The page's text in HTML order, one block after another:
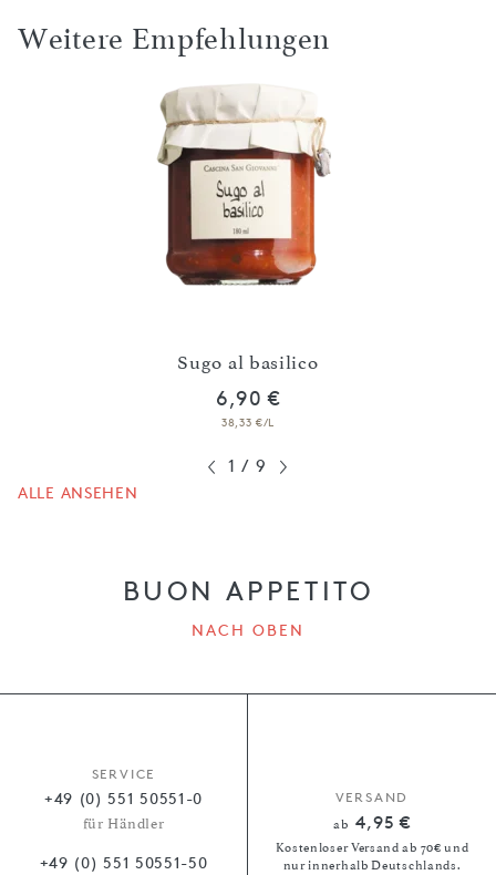
Weitere Empfehlungen
Sugo al basilico
6,90 €
38,33 €/L
1 / 9
ALLE ANSEHEN
BUON APPETITO
NACH OBEN
SERVICE
+49 (0) 551 50551-0
für Händler
+49 (0) 551 50551-50
VERSAND
ab 4,95 €
Kostenloser Versand ab 70€ und
nur innerhalb Deutschlands.